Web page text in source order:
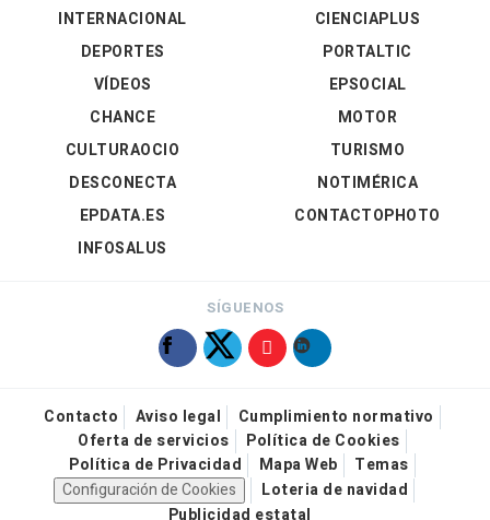
INTERNACIONAL
DEPORTES
VÍDEOS
CIENCIAPLUS
PORTALTIC
EPSOCIAL
CHANCE
CULTURAOCIO
DESCONECTA
EPDATA.ES
INFOSALUS
MOTOR
TURISMO
NOTIMÉRICA
CONTACTOPHOTO
SÍGUENOS
Contacto Aviso legal
Cumplimiento normativo
Oferta de servicios
Política de Cookies
Política de Privacidad
Mapa Web
Temas
Configuración de Cookies
Loteria de navidad